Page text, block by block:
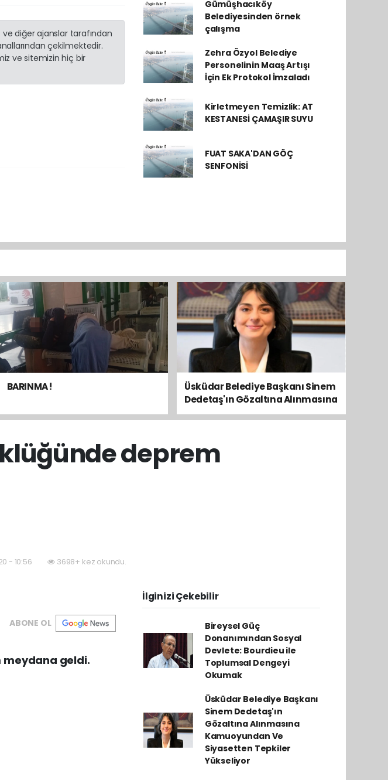
ve diğer ajanslar tarafından
çekilmektedir.
ve sitemizin hiç bir
Gümüşhacıköy
Belediyesinden örnek
çalışma
Zehra Özyol Belediye
Personelinin Maaş Artışı
İçin Ek Protokol İmzaladı
Kirletmeyen Temizlik: AT
KESTANESİ ÇAMAŞIR SUYU
FUAT SAKA'DAN GÖÇ
SENFONİSİ
BARINMA !
Üsküdar Belediye Başkanı Sinem
Dedetaş'ın Gözaltına Alınmasına
Kamuoyundan Ve Siyasetten
deprem
- 10:56 3698+ kez okundu.
ABONE OL
meydana geldi.
İlginizi Çekebilir
Bireysel Güç
Donanımından Sosyal
Devlete: Bourdieu ile
Toplumsal Dengeyi
Okumak
Üsküdar Belediye Başkanı
Sinem Dedetaş'ın
Gözaltına Alınmasına
Kamuoyundan Ve
Siyasetten Tepkiler
Yükseliyor